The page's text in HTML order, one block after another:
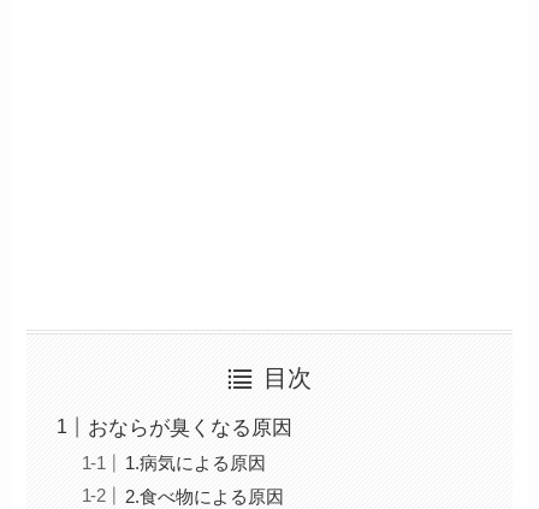
目次
おならが臭くなる原因
1.病気による原因
2.食べ物による原因